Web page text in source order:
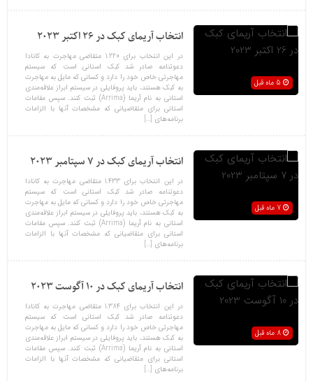
انتخاب آریمای کبک در 26 اکتبر 2023
در این انتخاب برای 1.220 متقاضی مهاجرت به کانادا
دعوتنامه صادر شد کبک استانی است که سیستم
مهاجرتی خاص خود را دارد و کسانی که مایل به مهاجرت
به کبک هستند، باید پروفایلی در سیستم ابراز علاقه‌مندی
استانی به نام آریما (Arrima) ثبت کنند. سپس مقامات
استانی برای متقاضیانی که مشخصات آنها با الزامات
برنامه‌های […]
انتخاب آریمای کبک در 7 سپتامبر 2023
در این انتخاب برای 1.433 متقاضی مهاجرت به کانادا
دعوتنامه صادر شد کبک استانی است که سیستم
مهاجرتی خاص خود را دارد و کسانی که مایل به مهاجرت
به کبک هستند، باید پروفایلی در سیستم ابراز علاقه‌مندی
استانی به نام آریما (Arrima) ثبت کنند. سپس مقامات
استانی برای متقاضیانی که مشخصات آنها با الزامات
برنامه‌های […]
انتخاب آریمای کبک در 10 آگوست 2023
در این انتخاب برای 1.384 متقاضی مهاجرت به کانادا
دعوتنامه صادر شد کبک استانی است که سیستم
مهاجرتی خاص خود را دارد و کسانی که مایل به مهاجرت
به کبک هستند، باید پروفایلی در سیستم ابراز علاقه‌مندی
استانی به نام آریما (Arrima) ثبت کنند. سپس مقامات
استانی برای متقاضیانی که مشخصات آنها با الزامات
برنامه‌های […]